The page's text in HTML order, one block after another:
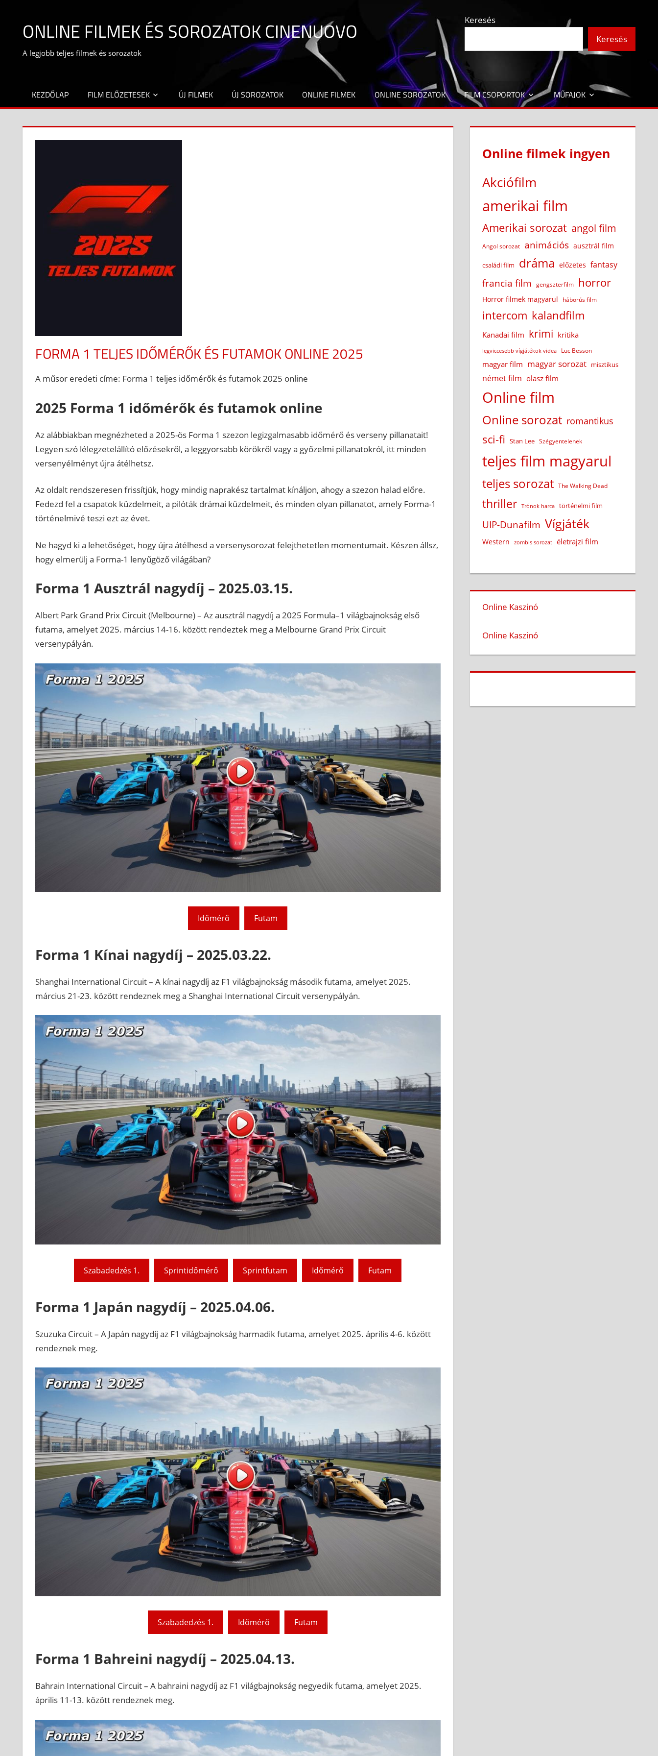
contentONLINE FILMEK ÉS SOROZATOK CINENUOVO
A legjobb teljes filmek és sorozatok
Keresés
Keresés
KEZDŐLAP FILM ELŐZETESEK ÚJ FILMEK ÚJ SOROZATOK ONLINE FILMEK ONLINE SOROZATOK FILM CSOPORTOK MŰFAJOK
FORMA 1 TELJES IDŐMÉRŐK ÉS FUTAMOK ONLINE 2025
A műsor eredeti címe: Forma 1 teljes időmérők és futamok 2025 online
2025 Forma 1 időmérők és futamok online
Az alábbiakban megnézheted a 2025-ös Forma 1 szezon legizgalmasabb időmérő és verseny pillanatait!
Legyen szó lélegzetelállító előzésekről, a leggyorsabb körökről vagy a győzelmi pillanatokról, itt minden
versenyélményt újra átélhetsz.
Az oldalt rendszeresen frissítjük, hogy mindig naprakész tartalmat kínáljon, ahogy a szezon halad előre.
Fedezd fel a csapatok küzdelmeit, a pilóták drámai küzdelmeit, és minden olyan pillanatot, amely Forma-1
történelmivé teszi ezt az évet.
Ne hagyd ki a lehetőséget, hogy újra átélhesd a versenysorozat felejthetetlen momentumait. Készen állsz,
hogy elmerülj a Forma-1 lenyűgöző világában?
Forma 1 Ausztrál nagydíj – 2025.03.15.
Albert Park Grand Prix Circuit (Melbourne) – Az ausztrál nagydíj a 2025 Formula–1 világbajnokság első
futama, amelyet 2025. március 14-16. között rendeztek meg a Melbourne Grand Prix Circuit
versenypályán.
Időmérő Futam
Forma 1 Kínai nagydíj – 2025.03.22.
Shanghai International Circuit – A kínai nagydíj az F1 világbajnokság második futama, amelyet 2025.
március 21-23. között rendeznek meg a Shanghai International Circuit versenypályán.
Szabadedzés 1. Sprintidőmérő Sprintfutam Időmérő Futam
Forma 1 Japán nagydíj – 2025.04.06.
Szuzuka Circuit – A Japán nagydíj az F1 világbajnokság harmadik futama, amelyet 2025. április 4-6. között
rendeznek meg.
Szabadedzés 1. Időmérő Futam
Forma 1 Bahreini nagydíj – 2025.04.13.
Bahrain International Circuit – A bahraini nagydíj az F1 világbajnokság negyedik futama, amelyet 2025.
április 11-13. között rendeznek meg.
Online filmek ingyen
Akciófilm
amerikai film
Amerikai sorozat angol film
Angol sorozat animációs ausztrál film
családi film dráma előzetes fantasy
francia film gengszterfilm horror
Horror filmek magyarul háborús film
intercom kalandfilm
Kanadai film krimi kritika
legviccesebb vígjátékok videa Luc Besson
magyar film magyar sorozat misztikus
német film olasz film
Online film
Online sorozat romantikus
sci-fi Stan Lee Szégyentelenek
teljes film magyarul
teljes sorozat The Walking Dead
thriller Trónok harca történelmi film
UIP-Dunafilm Vígjáték
Western zombis sorozat életrajzi film
Online Kaszinó
Online Kaszinó